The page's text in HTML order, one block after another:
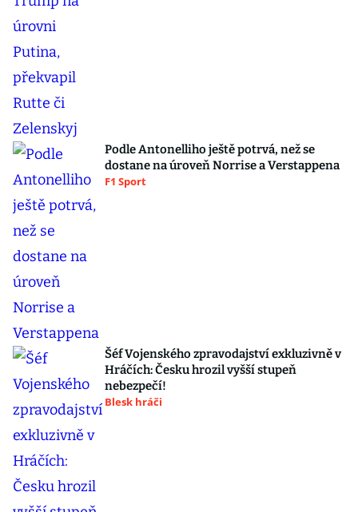
Podle Antonelliho ještě potrvá, než se
dostane na úroveň Norrise a Verstappena
F1 Sport
Šéf Vojenského zpravodajství exkluzivně v
Hráčích: Česku hrozil vyšší stupeň
nebezpečí!
Blesk hráči